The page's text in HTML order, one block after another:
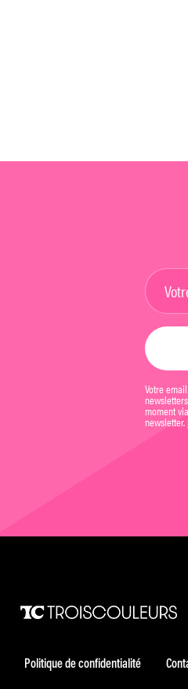
Votre
moment
newsletter.
Politique de confidentialité